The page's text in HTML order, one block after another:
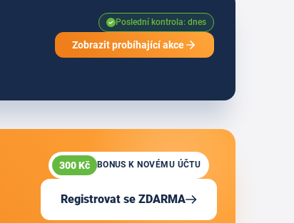
Poslední kontrola: dnes
Zobrazit probíhající akce
300 Kč BONUS K NOVÉMU ÚČTU
Registrovat se ZDARMA